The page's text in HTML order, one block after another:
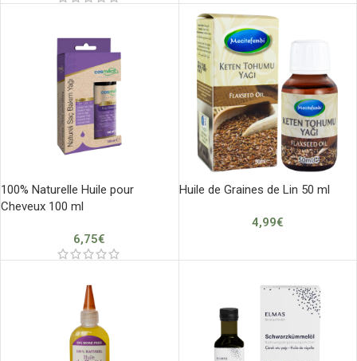
100% Naturelle Huile pour
Cheveux 100 ml
6,75€
Huile de Graines de Lin 50 ml
4,99€